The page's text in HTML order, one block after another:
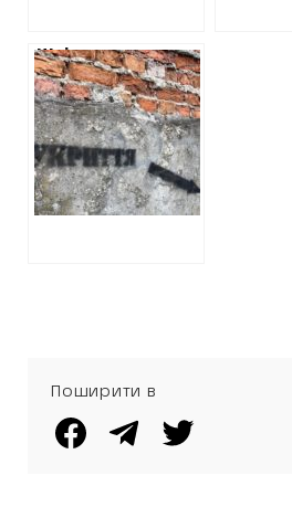
Шкільне укриття
на Харківщині
хочуть будувати
підприємці, що
мали зв’язки з
сепаратистами
(Виправлено)
Поширити в